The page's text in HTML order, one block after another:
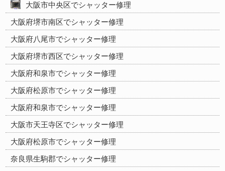
大阪市中央区でシャッター修理
大阪府堺市南区でシャッター修理
大阪府八尾市でシャッター修理
大阪府堺市西区でシャッター修理
大阪府和泉市でシャッター修理
大阪府松原市でシャッター修理
大阪府和泉市でシャッター修理
大阪市天王寺区でシャッター修理
大阪府松原市でシャッター修理
奈良県生駒郡でシャッター修理